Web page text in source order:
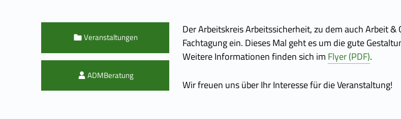
Der Arbeitskreis Arbeitssicherheit, zu dem auch Arbeit
Fachtagung ein. Dieses Mal geht es um die gute
Weitere Informationen finden sich im Flyer (PDF).
Wir freuen uns über Ihr Interesse für die Veranstaltung!
Categorized in:
Veranstaltungen
Written by:
ADMBeratung